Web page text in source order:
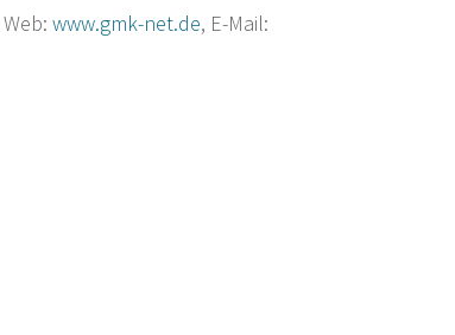
www.gmk-net.de, E-Mail: